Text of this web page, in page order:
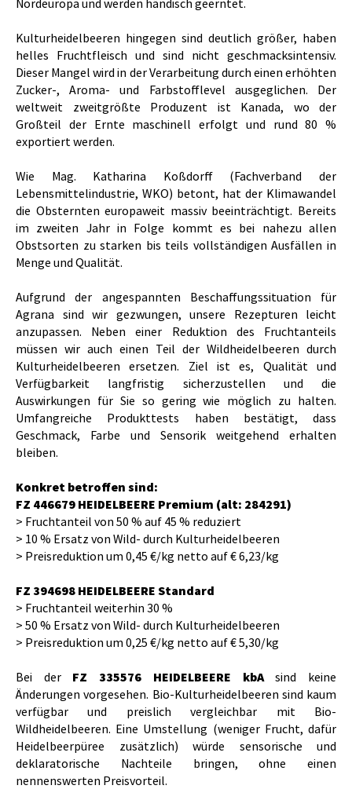
Nordeuropa und werden händisch geerntet.
Kulturheidelbeeren hingegen sind deutlich größer, haben
helles Fruchtfleisch und sind nicht geschmacksintensiv.
Dieser Mangel wird in der Verarbeitung durch einen erhöhten
Zucker-, Aroma- und Farbstofflevel ausgeglichen. Der
weltweit zweitgrößte Produzent ist Kanada, wo der
Großteil der Ernte maschinell erfolgt und rund 80 %
exportiert werden.
Wie Mag. Katharina Koßdorff (Fachverband der
Lebensmittelindustrie, WKO) betont, hat der Klimawandel
die Obsternten europaweit massiv beeinträchtigt. Bereits
im zweiten Jahr in Folge kommt es bei nahezu allen
Obstsorten zu starken bis teils vollständigen Ausfällen in
Menge und Qualität.
Aufgrund der angespannten Beschaffungssituation für
Agrana sind wir gezwungen, unsere Rezepturen leicht
anzupassen. Neben einer Reduktion des Fruchtanteils
müssen wir auch einen Teil der Wildheidelbeeren durch
Kulturheidelbeeren ersetzen. Ziel ist es, Qualität und
Verfügbarkeit langfristig sicherzustellen und die
Auswirkungen für Sie so gering wie möglich zu halten.
Umfangreiche Produkttests haben bestätigt, dass
Geschmack, Farbe und Sensorik weitgehend erhalten
bleiben.
Konkret betroffen sind:
FZ 446679 HEIDELBEERE Premium (alt: 284291)
> Fruchtanteil von 50 % auf 45 % reduziert
> 10 % Ersatz von Wild- durch Kulturheidelbeeren
> Preisreduktion um 0,45 €/kg netto auf € 6,23/kg
FZ 394698 HEIDELBEERE Standard
> Fruchtanteil weiterhin 30 %
> 50 % Ersatz von Wild- durch Kulturheidelbeeren
> Preisreduktion um 0,25 €/kg netto auf € 5,30/kg
Bei der FZ 335576 HEIDELBEERE kbAsind keine
Änderungen vorgesehen. Bio-Kulturheidelbeeren sind kaum
verfügbar und preislich vergleichbar mit Bio-
Wildheidelbeeren. Eine Umstellung (weniger Frucht, dafür
Heidelbeerpüree zusätzlich) würde sensorische und
deklaratorische Nachteile bringen, ohne einen
nennenswerten Preisvorteil.